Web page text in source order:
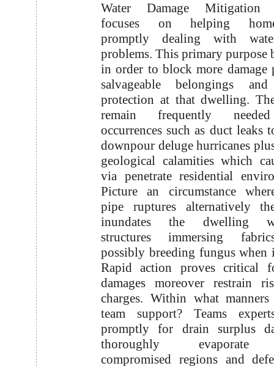
Water Damage Mitigation
focuses on helping
promptly dealing with
problems. This primary purpose
in order to block more damage
salvageable belongings
protection at that dwelling.
remain frequently
occurrences such as duct leaks
downpour deluge hurricanes
geological calamities which
via penetrate residential
Picture an circumstance
pipe ruptures alternatively
inundates the dwelling
structures immersing
possibly breeding fungus when
Rapid action proves critical
damages moreover restrain
charges. Within what
team support? Teams
promptly for drain surplus
thoroughly evaporate
compromised regions and